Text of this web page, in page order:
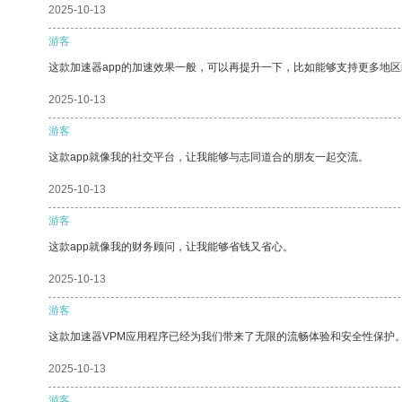
2025-10-13
游客
这款加速器app的加速效果一般，可以再提升一下，比如能够支持更多地区
2025-10-13
游客
这款app就像我的社交平台，让我能够与志同道合的朋友一起交流。
2025-10-13
游客
这款app就像我的财务顾问，让我能够省钱又省心。
2025-10-13
游客
这款加速器VPM应用程序已经为我们带来了无限的流畅体验和安全性保护。
2025-10-13